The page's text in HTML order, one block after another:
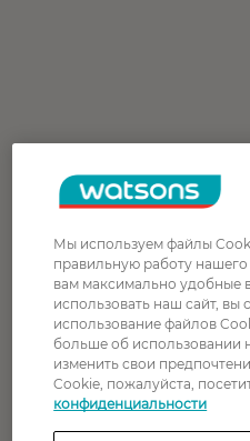
Мы используем файлы
правильную работу нашего
вам максимально удобные
использовать наш сайт, вы
использование файлов
больше об использовании
изменить свои
Cookie, пожалуйста,
конфиденциальности